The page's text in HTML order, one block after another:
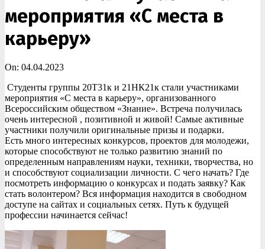
мероприятия «С места в
карьеру»
On: 04.04.2023
Студенты группы 20Т31к и 21НК21к стали участниками
мероприятия «С места в карьеру», организованного
Всероссийским обществом «Знание». Встреча получилась
очень интересной , позитивной и живой! Самые активные
участники получили оригинальные призы и подарки.
Есть много интересных конкурсов, проектов для молодежи,
которые способствуют не только развитию знаний по
определенным направлениям науки, техники, творчества, но
и способствуют социализации личности. С чего начать? Где
посмотреть информацию о конкурсах и подать заявку? Как
стать волонтером? Вся информация находится в свободном
доступе на сайтах и социальных сетях. Путь к будущей
профессии начинается сейчас!